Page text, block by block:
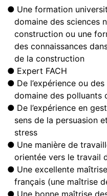
Une formation
domaine des sciences
construction ou une
des connaissances
de la construction
Expert FACH
De l’expérience ou
domaine des polluants
De l’expérience en
sens de la persuasion
stress
Une manière de
orientée vers le travail
Une excellente
français (une maîtrise